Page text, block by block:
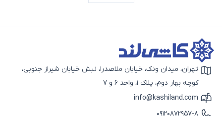
پاشش احتمالی
عدم سازگاری با همه سینک‌ها
آسیب دیدن شلنگ جمع‌شونده
ویژگی‌های شیر ظرفشویی شاوری
شلنگ‌های شیر ظرفشویی از فلز و پلاستیک ساخته می‌شوند.
سردوش‌های این نوع شیرها در مدل‌های پخش کننده‌ی آب
آیکون نقشه
تهران، میدان ونک، خیابان ملاصدرا، نبش خیابان شیراز جنوبی،
کوچه بهار دوم، پلاک 1، واحد 6 و 7
آیکون ایمیل
info@kashiland.com
09120872957-8